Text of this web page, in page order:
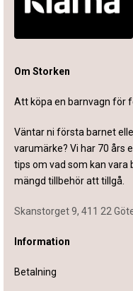
Om Storken
Att köpa en barnvagn för
Väntar ni första barnet
varumärke? Vi har 70 års
tips om vad som kan vara
mängd tillbehör att tillgå.
Skanstorget 9, 411 22
Information
Betalning